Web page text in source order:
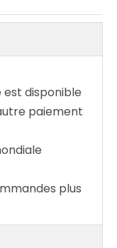
disponible
paiement
mondiale
plus